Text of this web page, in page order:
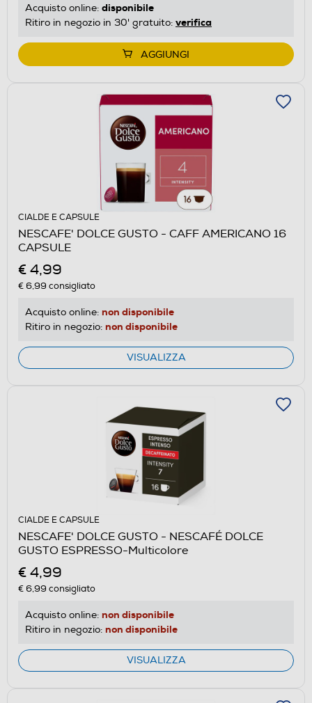
Acquisto online: disponibile
Ritiro in negozio in 30' gratuito: verifica
AGGIUNGI
CIALDE E CAPSULE
NESCAFE' DOLCE GUSTO - CAFF AMERICANO 16
CAPSULE
€ 4,99
€ 6,99 consigliato
Acquisto online: non disponibile
Ritiro in negozio: non disponibile
VISUALIZZA
CIALDE E CAPSULE
NESCAFE' DOLCE GUSTO - NESCAFÉ DOLCE
GUSTO ESPRESSO-Multicolore
€ 4,99
€ 6,99 consigliato
Acquisto online: non disponibile
Ritiro in negozio: non disponibile
VISUALIZZA